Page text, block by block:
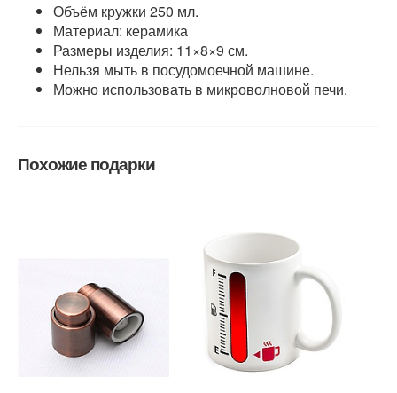
Объём кружки 250 мл.
Материал: керамика
Размеры изделия: 11×8×9 см.
Нельзя мыть в посудомоечной машине.
Можно использовать в микроволновой печи.
Похожие подарки